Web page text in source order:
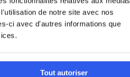
de notre site avec nos
ci avec d'autres informations que
Tout autoriser